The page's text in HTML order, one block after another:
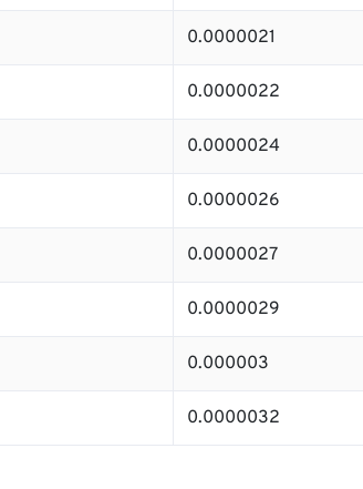
0.0000021
0.0000022
0.0000024
0.0000026
0.0000027
0.0000029
0.000003
0.0000032